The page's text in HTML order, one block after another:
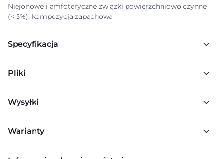
Niejonowe i amfoteryczne związki powierzchniowo czynne
(< 5%), kompozycja zapachowa
Specyfikacja
Pliki
Wysyłki
Warianty